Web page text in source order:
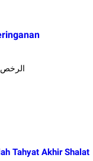
Tahyat Akhir Shalat